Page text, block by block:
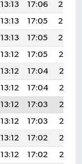
13:13 17:06
20:23
13:13 17:05
20:22
13:13 17:05
20:20
13:12 17:05
20:19
13:12 17:04
20:18
13:12 17:04
20:17
13:12 17:03
20:16
13:12 17:03
20:15
13:12 17:02
20:13
13:12 17:02
20:12